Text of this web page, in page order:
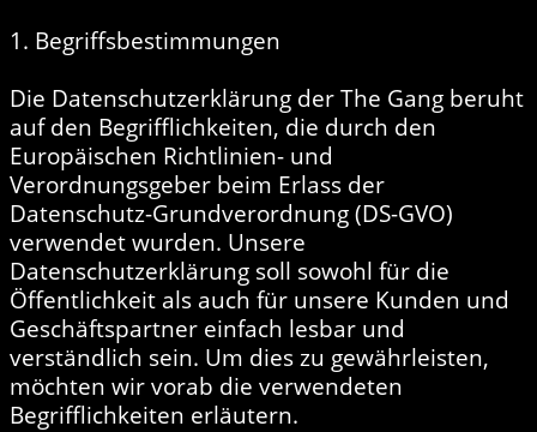
1. Begriffsbestimmungen
Die Datenschutzerklärung der The Gang beruht
auf den Begrifflichkeiten, die durch den
Europäischen Richtlinien- und
Verordnungsgeber beim Erlass der
Datenschutz-Grundverordnung (DS-GVO)
verwendet wurden. Unsere
Datenschutzerklärung soll sowohl für die
Öffentlichkeit als auch für unsere Kunden und
Geschäftspartner einfach lesbar und
verständlich sein. Um dies zu gewährleisten,
möchten wir vorab die verwendeten
Begrifflichkeiten erläutern.